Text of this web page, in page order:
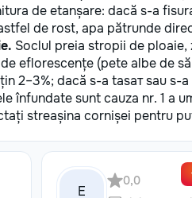
de etanșare: dacă s-a
de rost, apa pătrunde
Soclul preia stropii de
eflorescențe (pete albe de
2–3%; dacă s-a tasат sau s-
înfundate sunt cauza nr. 1 a
streașina cornișei pentru
E
0,0